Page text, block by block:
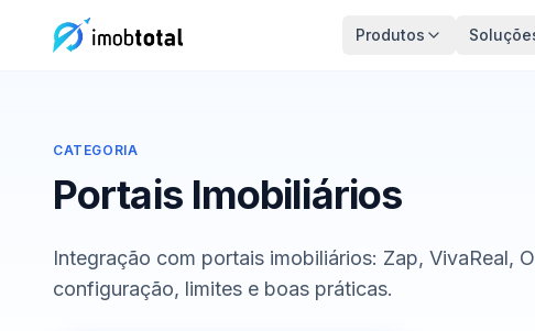
Produtos
CATEGORIA
Portais Imobiliários
Integração com portais imobiliários: Zap, VivaReal,
configuração, limites e boas práticas.